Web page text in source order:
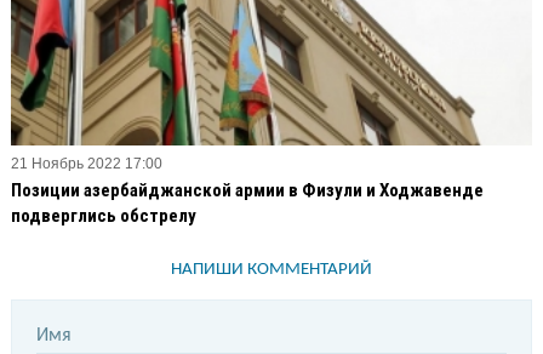
21 Ноябрь 2022 17:00
Позиции азербайджанской армии в Физули и Ходжавенде
подверглись обстрелу
НАПИШИ КОММЕНТАРИЙ
Имя